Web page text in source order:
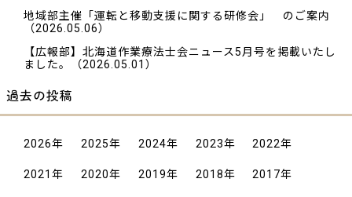
地域部主催「運転と移動支援に関する研修会」 のご案内
（2026.05.06）
【広報部】北海道作業療法士会ニュース5月号を掲載いたし
ました。
（2026.05.01）
過去の投稿
2026年 2025年 2024年 2023年 2022年
2021年 2020年 2019年 2018年 2017年